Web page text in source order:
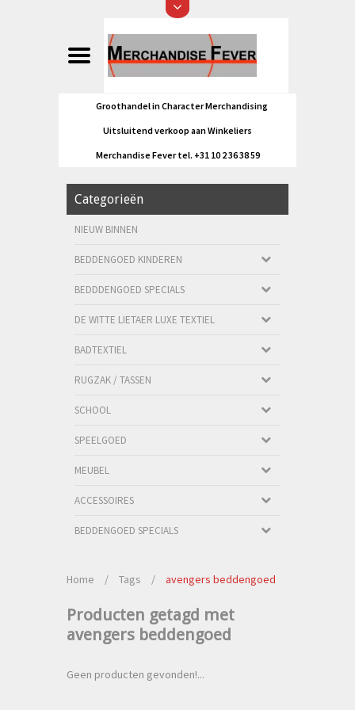
Groothandel in Character Merchandising
Uitsluitend verkoop aan Winkeliers
Merchandise Fever tel. +31 10 2 36 38 59
Categorieën
NIEUW BINNEN
BEDDENGOED KINDEREN
BEDDDENGOED SPECIALS
DE WITTE LIETAER LUXE TEXTIEL
BADTEXTIEL
RUGZAK / TASSEN
SCHOOL
SPEELGOED
MEUBEL
ACCESSOIRES
BEDDENGOED SPECIALS
Home / Tags / avengers beddengoed
Producten getagd met
avengers beddengoed
Geen producten gevonden!...